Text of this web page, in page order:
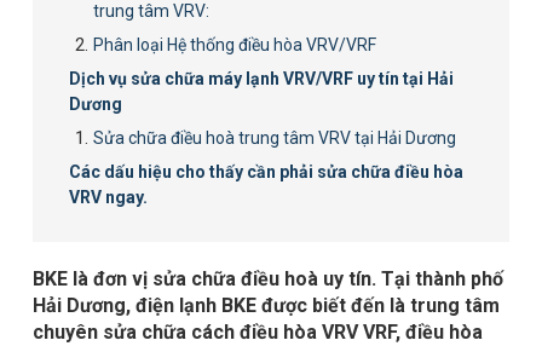
trung tâm VRV:
Phân loại Hệ thống điều hòa VRV/VRF
Dịch vụ sửa chữa máy lạnh VRV/VRF uy tín tại Hải
Dương
Sửa chữa điều hoà trung tâm VRV tại Hải Dương
Các dấu hiệu cho thấy cần phải sửa chữa điều hòa
VRV ngay.
BKE là đơn vị sửa chữa điều hoà uy tín. Tại thành phố
Hải Dương, điện lạnh BKE được biết đến là trung tâm
chuyên sửa chữa cách điều hòa VRV VRF, điều hòa